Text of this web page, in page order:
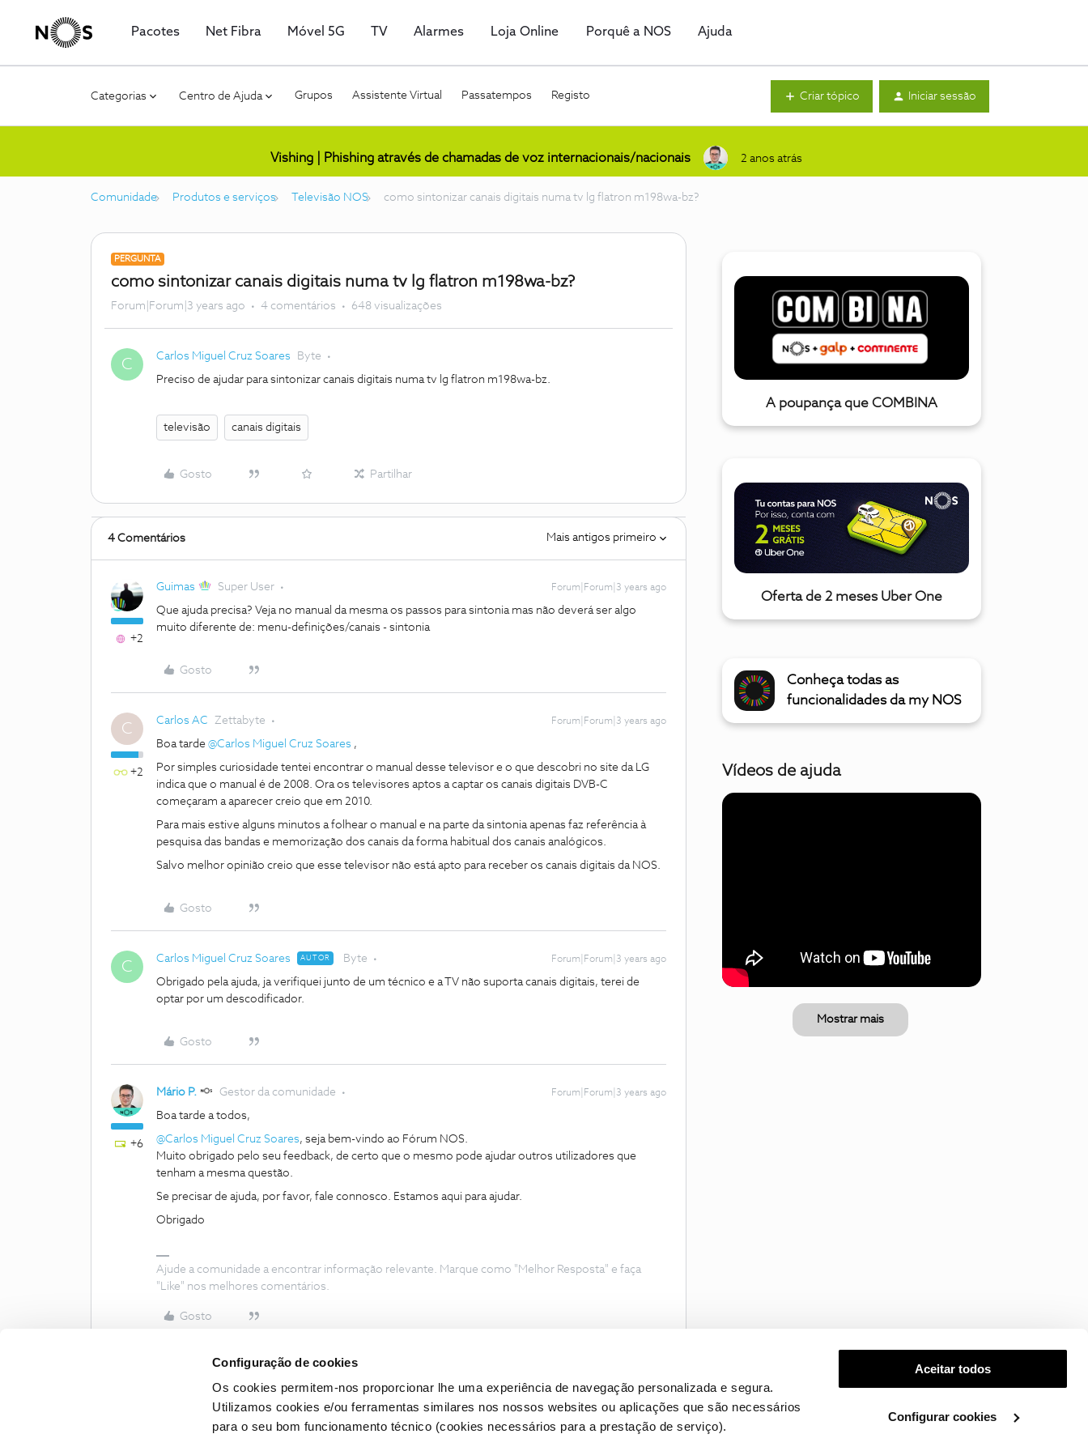
Configuração de cookies
Os cookies permitem-nos proporcionar lhe uma experiência de navegação personalizada e segura.
Utilizamos cookies e/ou ferramentas similares nos nossos websites ou aplicações que são necessários
para o seu bom funcionamento técnico (cookies necessários para a prestação de serviço).
Aceitar todos
Configurar cookies
Pacotes Net Fibra Móvel 5G TV Alarmes Loja Online Porquê a NOS Ajuda
Categorias Centro de Ajuda Grupos Assistente Virtual Passatempos Registo Criar tópico Iniciar sessão
Vishing | Phishing através de chamadas de voz internacionais/nacionais 2 anos atrás
Comunidade Produtos e serviços Televisão NOS como sintonizar canais digitais numa tv lg flatron m198wa-bz?
PERGUNTA
como sintonizar canais digitais numa tv lg flatron m198wa-bz?
Forum|Forum|3 years ago 4 comentários 648 visualizações
C Carlos Miguel Cruz Soares Byte
Preciso de ajudar para sintonizar canais digitais numa tv lg flatron m198wa-bz.
televisão canais digitais
Gosto Partilhar
4 Comentários Mais antigos primeiro
+2
Guimas Super User Forum|Forum|3 years ago
Que ajuda precisa? Veja no manual da mesma os passos para sintonia mas não deverá ser algo
muito diferente de: menu-definições/canais - sintonia
Gosto
C
+2
Carlos AC Zettabyte Forum|Forum|3 years ago
Boa tarde @Carlos Miguel Cruz Soares ,
Por simples curiosidade tentei encontrar o manual desse televisor e o que descobri no site da LG
indica que o manual é de 2008. Ora os televisores aptos a captar os canais digitais DVB-C
começaram a aparecer creio que em 2010.
Para mais estive alguns minutos a folhear o manual e na parte da sintonia apenas faz referência à
pesquisa das bandas e memorização dos canais da forma habitual dos canais analógicos.
Salvo melhor opinião creio que esse televisor não está apto para receber os canais digitais da NOS.
Gosto
C Carlos Miguel Cruz Soares AUTOR Byte Forum|Forum|3 years ago
Obrigado pela ajuda, ja verifiquei junto de um técnico e a TV não suporta canais digitais, terei de
optar por um descodificador.
Gosto
+6
Mário P. Gestor da comunidade Forum|Forum|3 years ago
Boa tarde a todos,
@Carlos Miguel Cruz Soares, seja bem-vindo ao Fórum NOS.
Muito obrigado pelo seu feedback, de certo que o mesmo pode ajudar outros utilizadores que
tenham a mesma questão.
Se precisar de ajuda, por favor, fale connosco. Estamos aqui para ajudar.
Obrigado
Ajude a comunidade a encontrar informação relevante. Marque como "Melhor Resposta" e faça
"Like" nos melhores comentários.
Gosto
A poupança que COMBINA
Oferta de 2 meses Uber One
Conheça todas as
funcionalidades da my NOS
Vídeos de ajuda
Mostrar mais